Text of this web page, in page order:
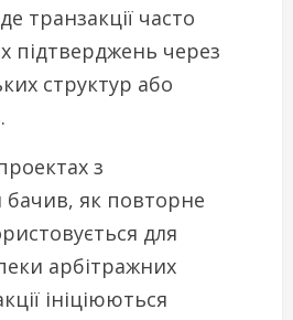
транзакції часто
підтверджень через
структур або
з
бачив, як повторне
для
арбітражних
ініціюються